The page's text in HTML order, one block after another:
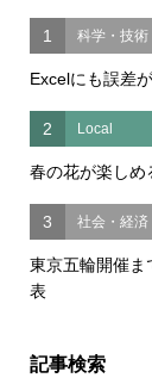
1 科学・技術
Excelにも誤差
2 Local
春の花が楽し
3 社会・経済
東京五輪開催
表
記事検索